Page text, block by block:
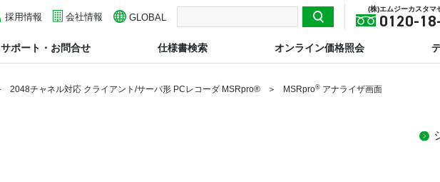
採用情報 会社情報 GLOBAL 検索
(株)エムジーカスタマ
0120-
サポート・お問合せ 仕様書検索 オンライン価格照会
2048チャネル対応 クライアント/サーバ形 PCレコーダ MSRpro® MSRpro® アナライザ画面